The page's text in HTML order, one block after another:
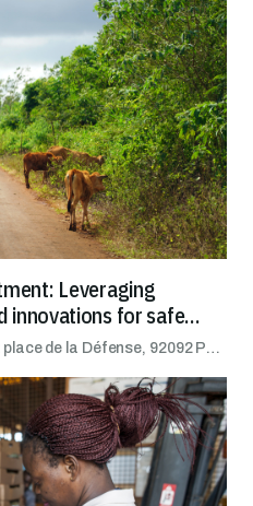
Leveraging
innovations for safe
CNIT Forest, 2 place de la Défense, 92092 Puteaux